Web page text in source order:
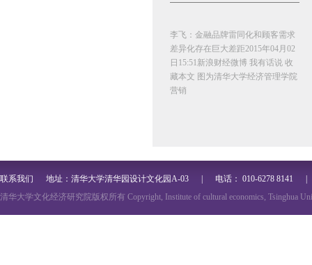
李飞：金融品牌雷同化和顾客需求
差异化存在巨大差距2015年04月02
日15:51新浪财经微博 我有话说 收
藏本文 图为清华大学经济管理学院
营销
联系我们 地址：清华大学清华园设计文化园A-03 | 电话： 010-6278 8141 | 邮
清华大学文化经济研究院版权所有 Copyright, Institute of cultural economics, Tsinghua